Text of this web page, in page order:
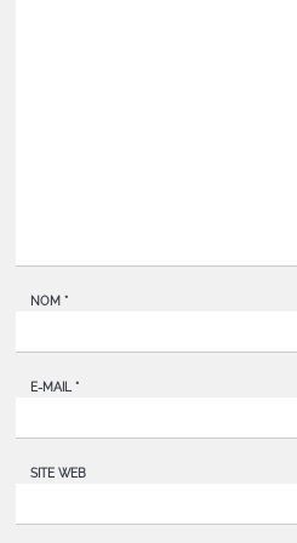
NOM *
E-MAIL *
SITE WEB